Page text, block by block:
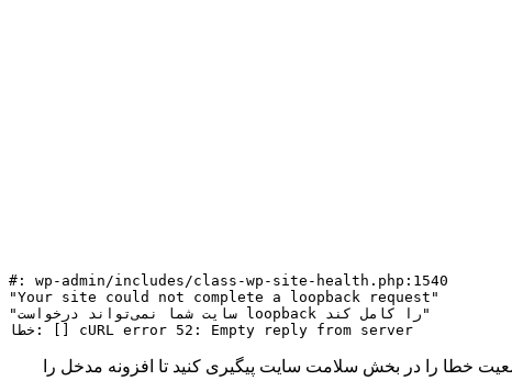
#: wp-admin/includes/class-wp-site-health.php:1540
"Your site could not complete a loopback request"
"سایت شما نمی‌تواند درخواست loopback را کامل کند"
خطا: [] cURL error 52: Empty reply from server
خطا را در بخش سلامت سایت پیگیری کنید تا افزونه مدخل را